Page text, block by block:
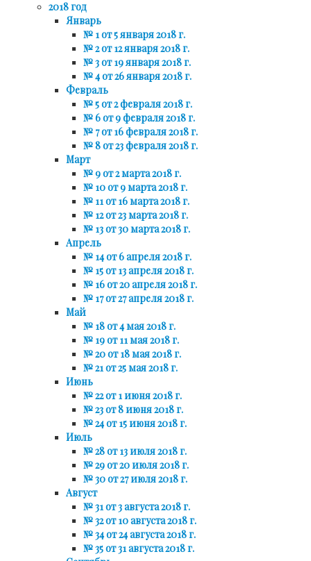
2018 год
Январь
№ 1 от 5 января 2018 г.
№ 2 от 12 января 2018 г.
№ 3 от 19 января 2018 г.
№ 4 от 26 января 2018 г.
Февраль
№ 5 от 2 февраля 2018 г.
№ 6 от 9 февраля 2018 г.
№ 7 от 16 февраля 2018 г.
№ 8 от 23 февраля 2018 г.
Март
№ 9 от 2 марта 2018 г.
№ 10 от 9 марта 2018 г.
№ 11 от 16 марта 2018 г.
№ 12 от 23 марта 2018 г.
№ 13 от 30 марта 2018 г.
Апрель
№ 14 от 6 апреля 2018 г.
№ 15 от 13 апреля 2018 г.
№ 16 от 20 апреля 2018 г.
№ 17 от 27 апреля 2018 г.
Май
№ 18 от 4 мая 2018 г.
№ 19 от 11 мая 2018 г.
№ 20 от 18 мая 2018 г.
№ 21 от 25 мая 2018 г.
Июнь
№ 22 от 1 июня 2018 г.
№ 23 от 8 июня 2018 г.
№ 24 от 15 июня 2018 г.
Июль
№ 28 от 13 июля 2018 г.
№ 29 от 20 июля 2018 г.
№ 30 от 27 июля 2018 г.
Август
№ 31 от 3 августа 2018 г.
№ 32 от 10 августа 2018 г.
№ 34 от 24 августа 2018 г.
№ 35 от 31 августа 2018 г.